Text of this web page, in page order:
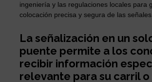
ingeniería y las regulaciones locales para
colocación precisa y segura de las señales.
La señalización en un
puente permite a los
recibir información
relevante para su carril